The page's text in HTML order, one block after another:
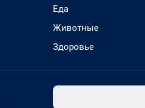
Еда
Животные
Здоровье